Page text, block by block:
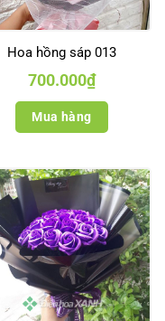
Hoa hồng sáp 013
700.000₫
Mua hàng